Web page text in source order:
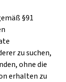
§91
zu suchen,
ohne die
erhalten zu